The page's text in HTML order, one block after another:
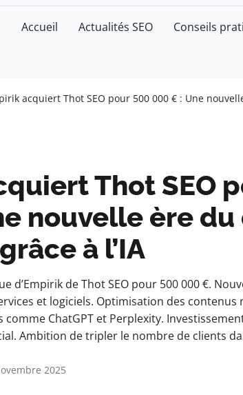
Accueil Actualités SEO Conseils
acquiert Thot SEO pour 500 000 € : Une
Thot SEO
nouvelle ère
à l’IA
d’Empirik de Thot SEO pour 500 000 €.
et logiciels. Optimisation des contenus
ChatGPT et Perplexity.
Ambition de tripler le nombre de clients
2025